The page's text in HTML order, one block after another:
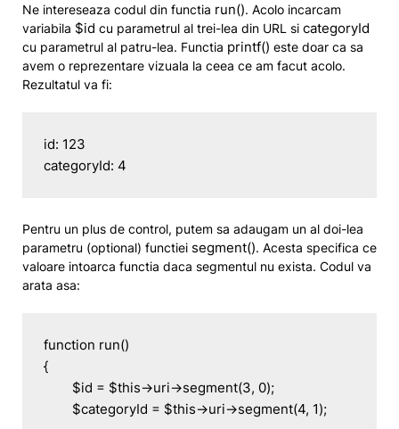
Ne intereseaza codul din functia run(). Acolo incarcam
variabila $id cu parametrul al trei-lea din URL si categoryId
cu parametrul al patru-lea. Functia printf() este doar ca sa
avem o reprezentare vizuala la ceea ce am facut acolo.
Rezultatul va fi:
id: 123
Pentru un plus de control, putem sa adaugam un al doi-lea
parametru (optional) functiei segment(). Acesta specifica ce
valoare intoarca functia daca segmentul nu exista. Codul va
arata asa:
function run()
{